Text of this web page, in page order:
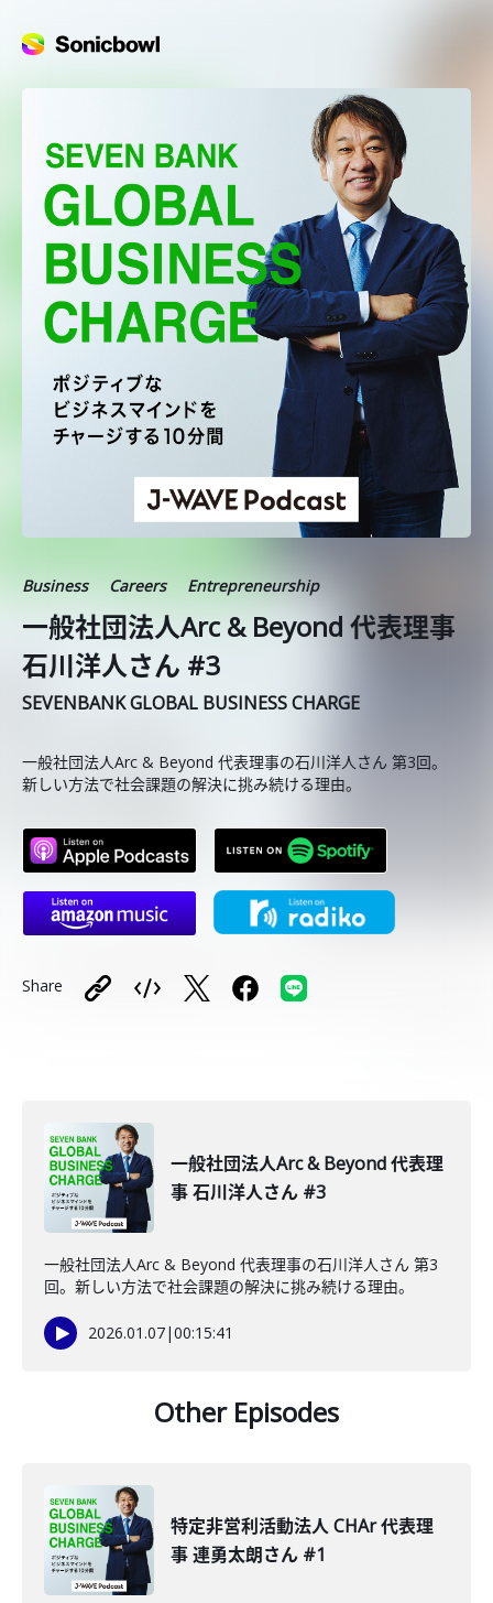
Business Careers Entrepreneurship
一般社団法人Arc & Beyond 代表理事
石川洋人さん #3
SEVENBANK GLOBAL BUSINESS CHARGE
一般社団法人Arc & Beyond 代表理事の石川洋人さん 第3回。
新しい方法で社会課題の解決に挑み続ける理由。
Share
一般社団法人Arc & Beyond 代表理
事 石川洋人さん #3
一般社団法人Arc & Beyond 代表理事の石川洋人さん 第3
回。新しい方法で社会課題の解決に挑み続ける理由。
2026.01.07|00:15:41
Other Episodes
特定非営利活動法人 CHAr 代表理
事 連勇太朗さん #1